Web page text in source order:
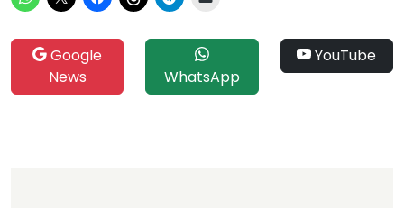
Google
News
WhatsApp
YouTube